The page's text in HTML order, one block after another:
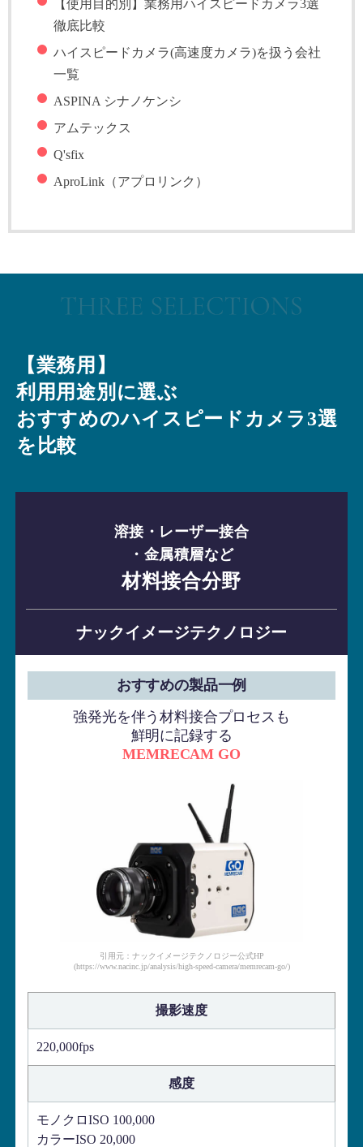
【使用目的別】業務用ハイスピードカメラ3選
徹底比較
ハイスピードカメラ(高速度カメラ)を扱う会社
一覧
ASPINA シナノケンシ
アムテックス
Q'sfix
AproLink（アプロリンク）
【業務用】
利用用途別に選ぶ
おすすめのハイスピードカメラ3選
を比較
溶接・レーザー接合
・金属積層など
材料接合分野
ナックイメージテクノロジー
おすすめの製品一例
強発光を伴う材料接合プロセスも
鮮明に記録する
MEMRECAM GO
引用元：ナックイメージテクノロジー公式HP
(https://www.nacinc.jp/analysis/high-speed-camera/memrecam-go/)
撮影速度
220,000fps
感度
モノクロISO 100,000
カラーISO 20,000